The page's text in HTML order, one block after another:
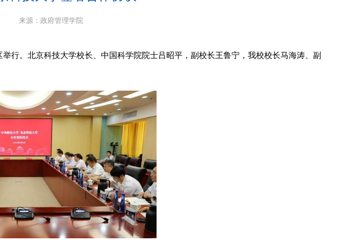
来源：政府管理学院
行。北京科技大学校长、中国科学院院士吕昭平，副校长王鲁宁，我校校长马海涛、副